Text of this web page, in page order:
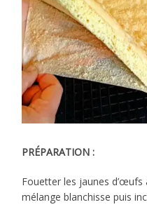
PRÉPARATION :
Fouetter les jaunes d’œufs
mélange blanchisse puis